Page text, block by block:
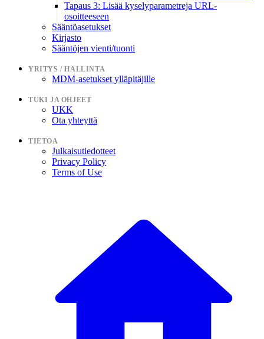
Tapaus 3: Lisää kyselyparametreja URL-
osoitteeseen
Sääntöasetukset
Kirjasto
Sääntöjen vienti/tuonti
YRITYS / HALLINTA
MDM-asetukset ylläpitäjille
TUKI JA OHJEET
UKK
Ota yhteyttä
TIETOA
Julkaisutiedotteet
Privacy Policy
Terms of Use